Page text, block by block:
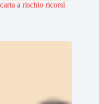
a rischio ricorsi